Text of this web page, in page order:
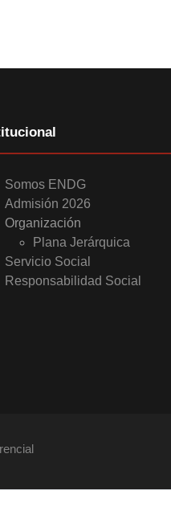
Somos ENDG
Admisión 2026
Organización
Plana Jerárquica
Servicio Social
Responsabilidad Social